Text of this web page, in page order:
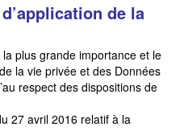
de la
plus grande importance et le
la vie privée et des Données
respect des dispositions de
27 avril 2016 relatif à la